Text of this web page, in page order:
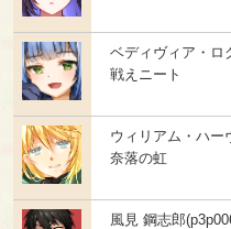
ベディヴィア・ロ
戦えニート
ウィリアム・ハー
奈落の虹
風見 鋼志郎